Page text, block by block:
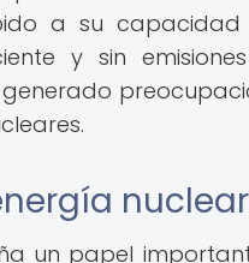
a su
y sin
un papel